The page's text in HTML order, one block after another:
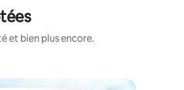
et bien plus encore.